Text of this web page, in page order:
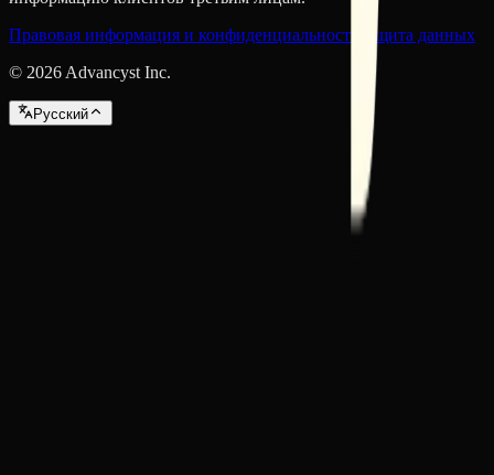
Правовая информация и конфиденциальность
Защита данных
© 2026 Advancyst Inc.
Pусский